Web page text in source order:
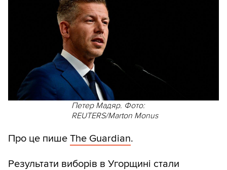
Петер Мадяр. Фото:
REUTERS/Marton Monus
Про це пише The Guardian.
Результати виборів в Угорщині стали